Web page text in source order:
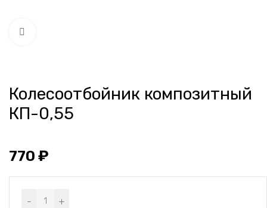
Колесоотбойник композитный
КП-0,55
770 ₽
- +
Alternative: